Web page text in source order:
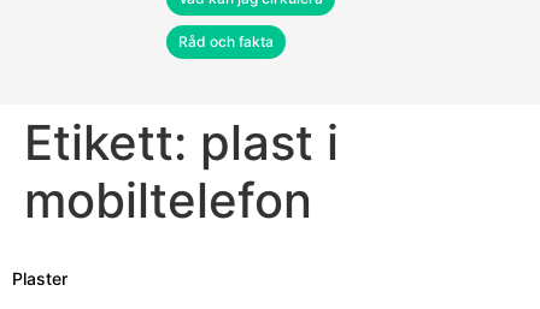
Råd och fakta
Etikett: plast i
mobiltelefon
Plaster